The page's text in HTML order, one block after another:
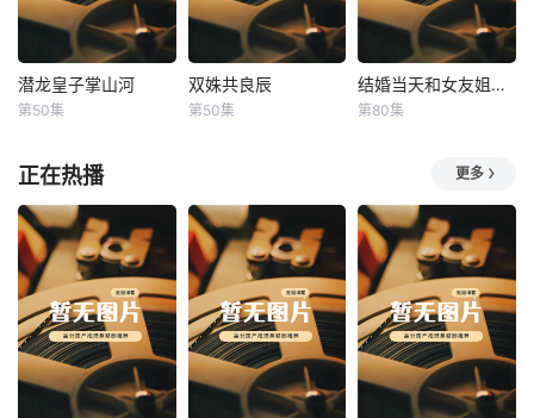
潜龙皇子掌山河
潜龙皇子掌山河
第50集
双姝共良辰
双姝共良辰
第50集
结婚当天和女友姐姐一起穿越了 结婚当天和女友姐姐一起穿越了
第80集
正在热播 更多